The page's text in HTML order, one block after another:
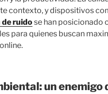
contexto, y dispositivos
de ruidose han posicionado
para quienes buscan
un enemigo